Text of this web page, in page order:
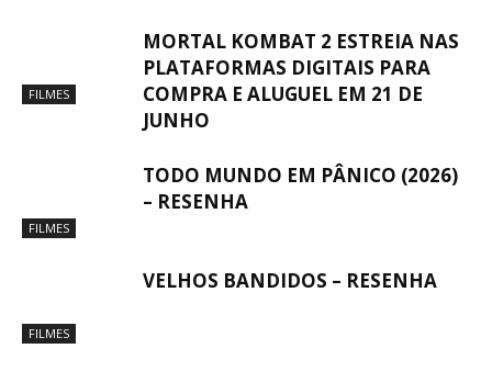
FILMES
MORTAL KOMBAT 2 ESTREIA NAS
PLATAFORMAS DIGITAIS PARA
COMPRA E ALUGUEL EM 21 DE
JUNHO
FILMES
TODO MUNDO EM PÂNICO (2026)
– RESENHA
FILMES
VELHOS BANDIDOS – RESENHA